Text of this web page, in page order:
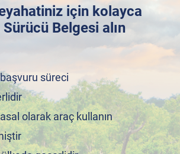
için kolayca
Belgesi alın
başvuru süreci
olarak araç kullanın